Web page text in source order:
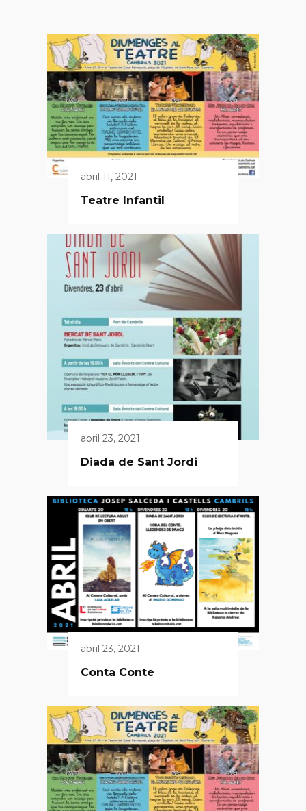
abril 11, 2021
Teatre Infantil
abril 23, 2021
Diada de Sant Jordi
abril 23, 2021
Conta Conte